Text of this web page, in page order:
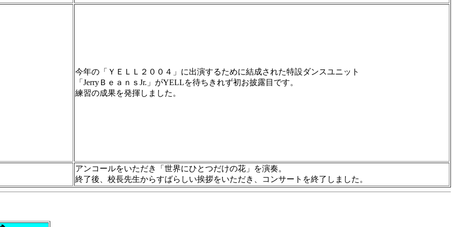
今年の「ＹＥＬＬ２００４」に出演するために結成された特設ダンスユニット
「JerryＢｅａｎｓJr.」がYELLを待ちきれず初お披露目です。
練習の成果を発揮しました。
アンコールをいただき「世界にひとつだけの花」を演奏。
終了後、校長先生からすばらしい挨拶をいただき、コンサートを終了しました。